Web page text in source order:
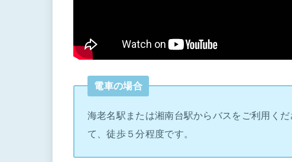
電車の場合
海老名駅または湘南台駅からバスをご利用く
て、徒歩５分程度です。